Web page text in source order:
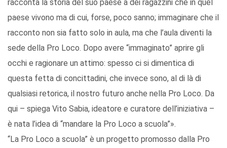
racconta la storia del suo paese a dei ragazzini che in quel
paese vivono ma di cui, forse, poco sanno; immaginare che il
racconto non sia fatto solo in aula, ma che l’aula diventi la
sede della Pro Loco. Dopo avere “immaginato” aprire gli
occhi e ragionare un attimo: spesso ci si dimentica di
questa fetta di concittadini, che invece sono, al di là di
qualsiasi retorica, il nostro futuro anche nella Pro Loco. Da
qui – spiega Vito Sabia, ideatore e curatore dell’iniziativa –
è nata l’idea di “mandare la Pro Loco a scuola”».
“La Pro Loco a scuola” è un progetto promosso dalla Pro